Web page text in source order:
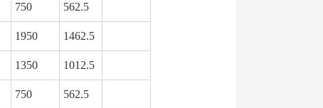
750 562.5
1950 1462.5
1350 1012.5
750 562.5